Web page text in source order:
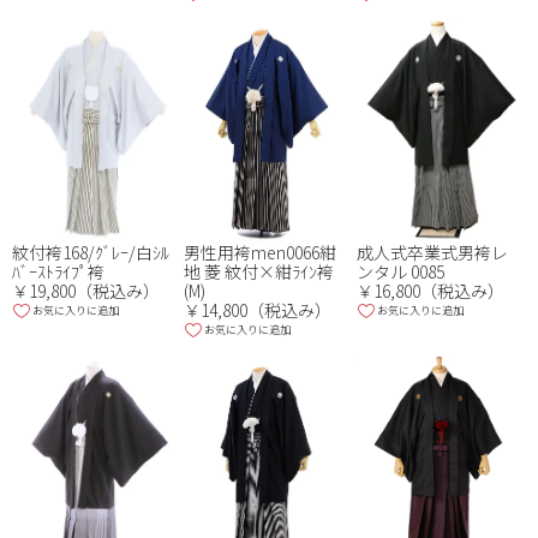
紋付袴168/ｸﾞﾚｰ/白ｼﾙ
ﾊﾞｰｽﾄﾗｲﾌﾟ袴
￥19,800（税込み）
お気に入りに追加
男性用袴men0066紺
地 菱 紋付×紺ﾗｲﾝ袴
(M)
￥14,800（税込み）
お気に入りに追加
成人式卒業式男袴レ
ンタル 0085
￥16,800（税込み）
お気に入りに追加